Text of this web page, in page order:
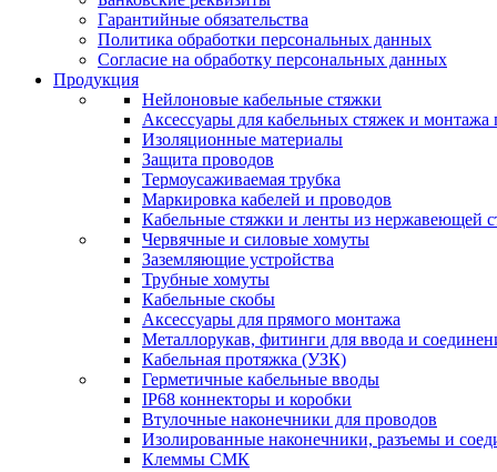
Гарантийные обязательства
Политика обработки персональных данных
Согласие на обработку персональных данных
Продукция
Нейлоновые кабельные стяжки
Аксессуары для кабельных стяжек и монтажа
Изоляционные материалы
Защита проводов
Термоусаживаемая трубка
Маркировка кабелей и проводов
Кабельные стяжки и ленты из нержавеющей
Червячные и силовые хомуты
Заземляющие устройства
Трубные хомуты
Кабельные скобы
Аксессуары для прямого монтажа
Металлорукав, фитинги для ввода и
Кабельная протяжка (УЗК)
Герметичные кабельные вводы
IP68 коннекторы и коробки
Втулочные наконечники для проводов
Изолированные наконечники, разъемы и
Клеммы СМК